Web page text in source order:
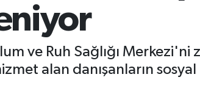
ve Ruh Sağlığı
alan danışanların